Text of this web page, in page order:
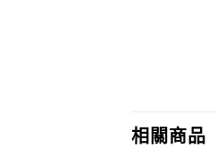
相關商品